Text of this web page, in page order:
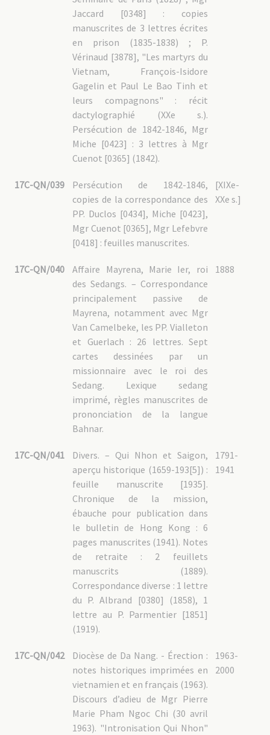
Jaccard [0348] : copies
manuscrites de 3 lettres écrites
en prison (1835-1838) ; P.
Vérinaud [3878], "Les martyrs du
Vietnam, François-Isidore
Gagelin et Paul Le Bao Tinh et
leurs compagnons" : récit
dactylographié (XXe s.).
Persécution de 1842-1846, Mgr
Miche [0423] : 3 lettres à Mgr
Cuenot [0365] (1842).
17C-QN/039
[XIXe-
XXe s.]
Persécution de 1842-1846,
copies de la correspondance des
PP. Duclos [0434], Miche [0423],
Mgr Cuenot [0365], Mgr Lefebvre
[0418] : feuilles manuscrites.
17C-QN/040 1888
Affaire Mayrena, Marie Ier, roi
des Sedangs. – Correspondance
principalement passive de
Mayrena, notamment avec Mgr
Van Camelbeke, les PP. Vialleton
et Guerlach : 26 lettres. Sept
cartes dessinées par un
missionnaire avec le roi des
Sedang. Lexique sedang
imprimé, règles manuscrites de
prononciation de la langue
Bahnar.
17C-QN/041
1791-
1941
Divers. – Qui Nhon et Saigon,
aperçu historique (1659-193[5]) :
feuille manuscrite [1935].
Chronique de la mission,
ébauche pour publication dans
le bulletin de Hong Kong : 6
pages manuscrites (1941). Notes
de retraite : 2 feuillets
manuscrits (1889).
Correspondance diverse : 1 lettre
du P. Albrand [0380] (1858), 1
lettre au P. Parmentier [1851]
(1919).
17C-QN/042
1963-
2000
Diocèse de Da Nang. - Érection :
notes historiques imprimées en
vietnamien et en français (1963).
Discours d’adieu de Mgr Pierre
Marie Pham Ngoc Chi (30 avril
1963). "Intronisation Qui Nhon"